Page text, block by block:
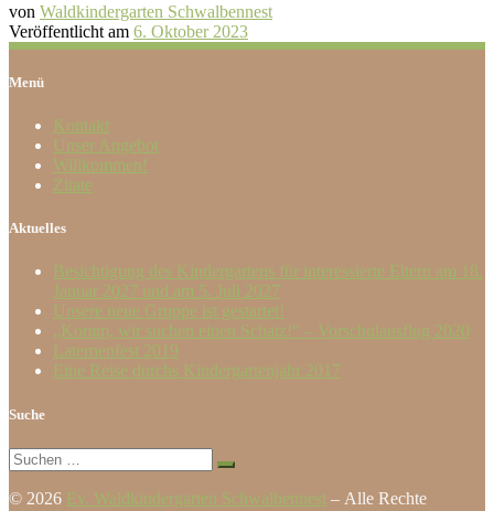
von Waldkindergarten Schwalbennest
Veröffentlicht am 6. Oktober 2023
Menü
Kontakt
Unser Angebot
Willkommen!
Zitate
Aktuelles
Besichtigung des Kindergartens für interessierte Eltern am 18.
Januar 2027 und am 5. Juli 2027
Unsere neue Gruppe ist gestartet!
„Komm, wir suchen einen Schatz!“ – Vorschulausflug 2020
Laternenfest 2019
Eine Reise durchs Kindergartenjahr 2017
Suche
Suche
Suchen …
© 2026 Ev. Waldkindergarten Schwalbennest – Alle Rechte